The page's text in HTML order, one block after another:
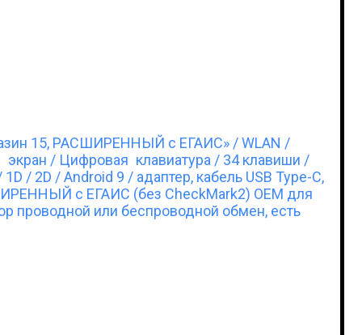
15, РАСШИРЕННЫЙ с ЕГАИС» / WLAN /
/ Цифровая клавиатура / 34 клавиши /
/ 2D / Android 9 / адаптер, кабель USB Type-C,
с ЕГАИС (без CheckMark2) OEM для
проводной или беспроводной обмен, есть